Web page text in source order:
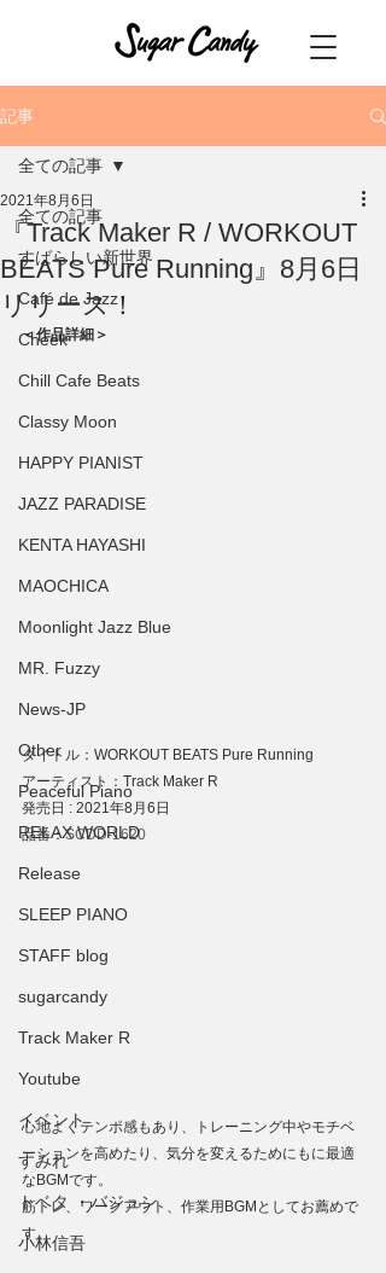
記事
全ての記事
すばらしい新世界
Café de Jazz
Cheek
Chill Cafe Beats
Classy Moon
HAPPY PIANIST
JAZZ PARADISE
KENTA HAYASHI
MAOCHICA
Moonlight Jazz Blue
MR. Fuzzy
News-JP
Other
Peaceful Piano
RELAX WORLD
Release
SLEEP PIANO
STAFF blog
sugarcandy
Track Maker R
Youtube
イベント
すみれ
トベタ ・バジュン
小林信吾
全ての記事
『Track Maker R / WORKOUT
BEATS Pure Running』8月6日
リリース！
2021年8月6日
＜作品詳細＞
タイトル：WORKOUT BEATS Pure Running
アーティスト：Track Maker R
発売日 : 2021年8月6日
品番：SCDD-1620
心地よくテンポ感もあり、トレーニング中やモチベ
ーションを高めたり、気分を変えるためにもに最適
なBGMです。
筋トレ、ワークアウト、作業用BGMとしてお薦めで
す。